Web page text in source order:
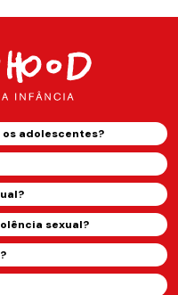
adolescentes?
sexual?